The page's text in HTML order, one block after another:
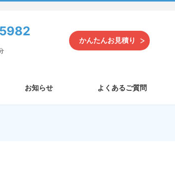
かんたんお見積り
お知らせ よくあるご質問